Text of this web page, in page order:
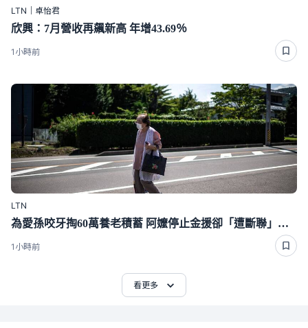
LTN｜卓怡君
欣興：7月營收再飆新高 年增43.69％
1小時前
LTN
為愛孫咬牙掏60萬養老積蓄 阿嬤停止金援卻「遭斷聯」下場好心酸
1小時前
看更多